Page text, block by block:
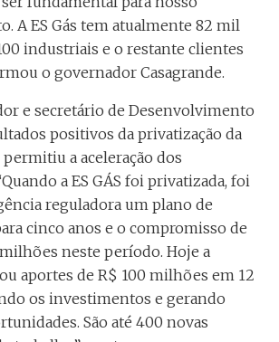
A ES Gás tem atualmente 82 mil
industriais e o restante clientes
o governador Casagrande.
e secretário de Desenvolvimento
positivos da privatização da
a aceleração dos
a ES GÁS foi privatizada, foi
reguladora um plano de
cinco anos e o compromisso de
neste período. Hoje a
aportes de R$ 100 milhões em 12
os investimentos e gerando
São até 400 novas